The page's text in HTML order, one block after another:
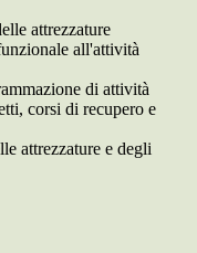
attrezzature
all'attività
di attività
corsi di recupero e
attrezzature e degli